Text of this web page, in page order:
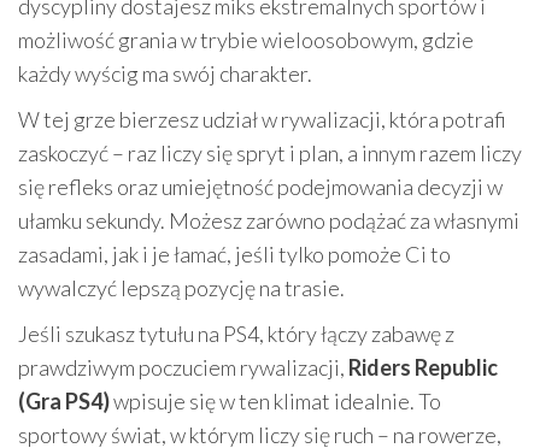
dyscypliny dostajesz miks ekstremalnych sportów i
możliwość grania w trybie wieloosobowym, gdzie
każdy wyścig ma swój charakter.
W tej grze bierzesz udział w rywalizacji, która potrafi
zaskoczyć – raz liczy się spryt i plan, a innym razem liczy
się refleks oraz umiejętność podejmowania decyzji w
ułamku sekundy. Możesz zarówno podążać za własnymi
zasadami, jak i je łamać, jeśli tylko pomoże Ci to
wywalczyć lepszą pozycję na trasie.
Jeśli szukasz tytułu na PS4, który łączy zabawę z
prawdziwym poczuciem rywalizacji, Riders Republic
(Gra PS4)wpisuje się w ten klimat idealnie. To
sportowy świat, w którym liczy się ruch – na rowerze,